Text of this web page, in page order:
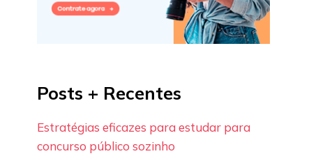
Posts + Recentes
Estratégias eficazes para estudar para
concurso público sozinho